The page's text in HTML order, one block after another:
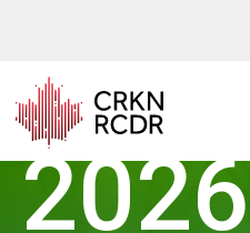
principal
2026